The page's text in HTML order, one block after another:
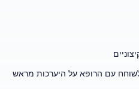
עם הרופא על היערכות מראש